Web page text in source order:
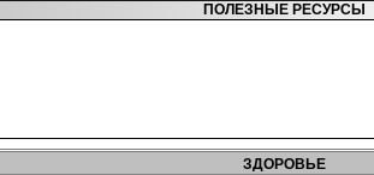
ПОЛЕЗНЫЕ РЕСУРСЫ
ЗДОРОВЬЕ